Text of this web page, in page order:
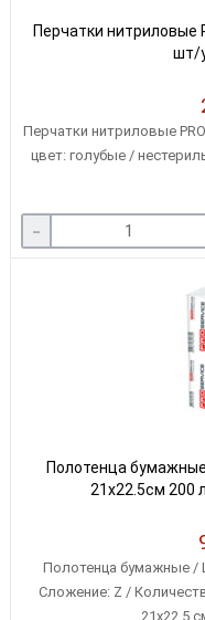
Перчатки нитриловые
шт/
Перчатки нитриловые
цвет: голубые /
-
Полотенца
21x22.5см 200
Полотенца бумажные /
Сложение: Z /
21х22.5